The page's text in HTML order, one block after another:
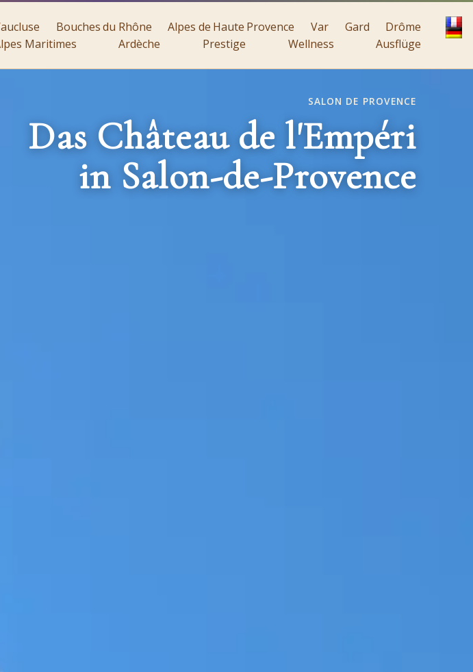
Vaucluse Bouches du Rhône Alpes de Haute Provence Var Gard
Drôme
Alpes Maritimes
Ardèche Prestige Wellness Ausflüge
SALON DE PROVENCE
Das Château de l'Empéri
in Salon-de-Provence